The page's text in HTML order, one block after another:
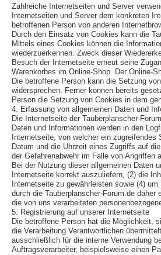
Zahlreiche Internetseiten und Server
Internetseiten und Server dem konkreten
betroffenen Person von anderen
Durch den Einsatz von Cookies kann die
Mittels eines Cookies können die
wiederzuerkennen. Zweck dieser
Besuch der Internetseite erneut seine
Warenkorbes im Online-Shop. Der Online-
Die betroffene Person kann die Setzung
widersprechen. Ferner können bereits
Person die Setzung von Cookies in dem
4. Erfassung von allgemeinen Daten und
Die Internetseite der Tauberplanscher-
Daten und Informationen werden in den
Internetseite, von welcher ein
Datum und die Uhrzeit eines Zugriffs auf
der Gefahrenabwehr im Falle von Angriffen
Bei der Nutzung dieser allgemeinen Daten
Internetseite korrekt auszuliefern, (2) die
Internetseite zu gewährleisten sowie (4)
durch die Tauberplanscher-Forum.de
die von uns verarbeiteten
5. Registrierung auf unserer Internetseite
Die betroffene Person hat die Möglichkeit,
die Verarbeitung Verantwortlichen
ausschließlich für die interne Verwendung
Auftragsverarbeiter, beispielsweise einen